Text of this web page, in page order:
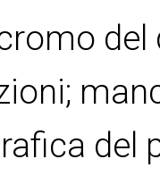
del